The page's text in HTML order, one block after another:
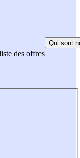
des offres
Qui sont